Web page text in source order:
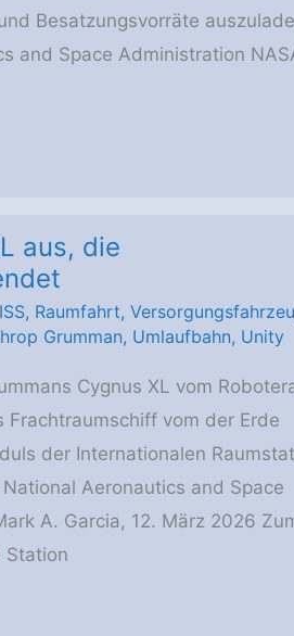
Besatzungsvorräte
and Space Administration
aus, die
ISS, Raumfahrt,
Grumman, Umlaufbahn, Unity
Cygnus XL vom
vom der Erde
der Internationalen
Aeronautics and Space
A. Garcia, 12. März 2026
Station